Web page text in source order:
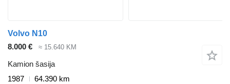
Volvo N10
8.000 €
≈ 15.640 KM
Kamion šasija
1987
64.390 km